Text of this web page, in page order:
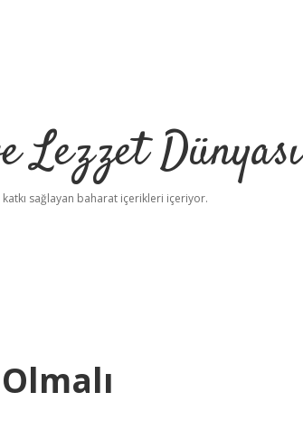
Lezzet Dünyası
sağlayan baharat içerikleri içeriyor.